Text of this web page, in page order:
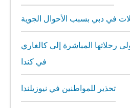
في دبي بسبب الأحوال الجوية
رحلاتها المباشرة إلى كالغاري
في كندا
تحذير للمواطنين في نيوزيلندا